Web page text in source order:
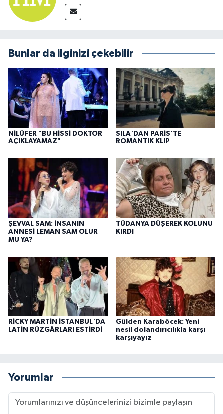
Bunlar da ilginizi çekebilir
NİLÜFER "BU HİSSİ DOKTOR
AÇIKLAYAMAZ"
SILA'DAN PARİS'TE
ROMANTİK KLİP
ŞEVVAL SAM: İNSANIN
ANNESİ LEMAN SAM OLUR
MU YA?
TÜDANYA DÜŞEREK KOLUNU
KIRDI
RİCKY MARTİN İSTANBUL'DA
LATİN RÜZGÂRLARI ESTİRDİ
Gülden Karaböcek: Yeni
nesil dolandırıcılıkla karşı
karşıyayız
Yorumlar